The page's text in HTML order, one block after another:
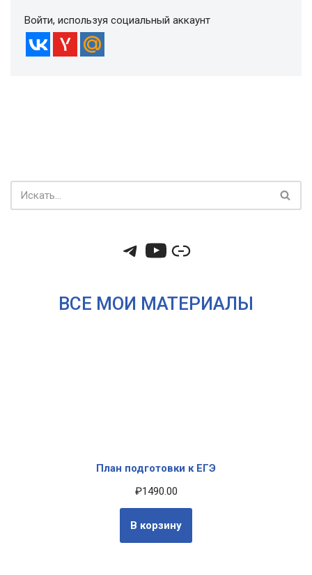
Войти, используя социальный аккаунт
ВСЕ МОИ МАТЕРИАЛЫ
План подготовки к ЕГЭ
₽1490.00
В корзину